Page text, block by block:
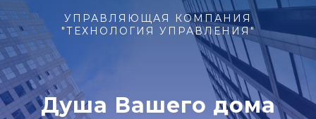
УПРАВЛЯЮЩАЯ КОМПАНИЯ
"ТЕХНОЛОГИЯ УПРАВЛЕНИЯ"
Душа Вашего дома